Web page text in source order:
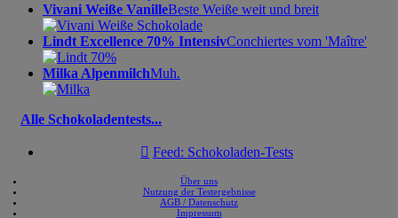
Vivani Weiße VanilleBeste Weiße weit und breit
Lindt Excellence 70% IntensivConchiertes vom 'Maître'
Milka AlpenmilchMuh.
Alle Schokoladentests...
 Feed: Schokoladen-Tests
Über uns
Nutzung der Testergebnisse
AGB / Datenschutz
Impressum